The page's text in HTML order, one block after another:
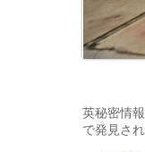
英秘密情
で発見さ